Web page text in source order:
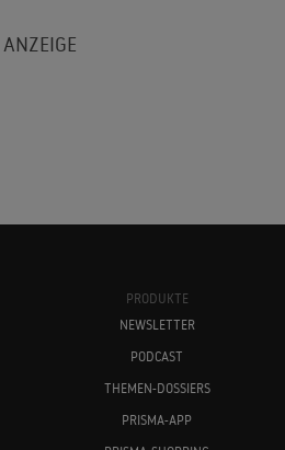
PRODUKTE
NEWSLETTER
PODCAST
THEMEN-DOSSIERS
PRISMA-APP